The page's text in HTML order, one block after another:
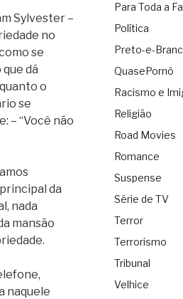
Sylvester –
no
se
dá
o
se
– “Você não
da
nada
mansão
naquele
Para Toda a
Política
Preto-e-
QuasePornô
Racismo e
Religião
Road Movies
Romance
Suspense
Série de TV
Terror
Terrorismo
Tribunal
Velhice